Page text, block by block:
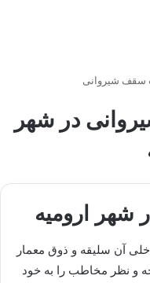
شیروانی
در شهر
شهر ارومیه
آن سلیقه و ذوق معمار
و نظر مخاطب را به خود